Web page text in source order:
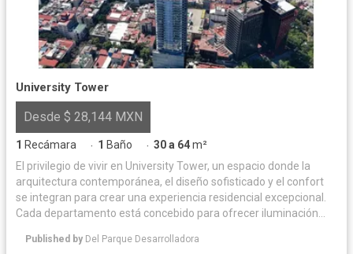
University Tower
Desde $ 28,144 MXN
1 Recámara · 1 Baño · 30 a 64m²
El privilegio de vivir en University Tower, un espacio donde la
arquitectura contemporánea, el diseño sofisticado y el confort
se integran para crear una experiencia residencial excepcional.
Cada departamento está concebido para ofrecer iluminación
perfecto entre elegancia y funcionalidad. Las amenidades han
Published by Del Parque Desarrolladora